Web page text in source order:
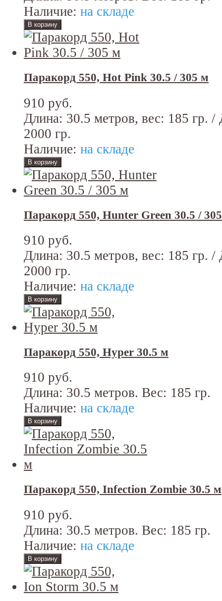
Наличие: на складе
Паракорд 550, Hot Pink 30.5 / 305 м
910 руб.
Длина: 30.5 метров, вес: 185 гр.
2000 гр.
Наличие: на складе
Паракорд 550, Hunter Green 30.5 /
910 руб.
Длина: 30.5 метров, вес: 185 гр.
2000 гр.
Наличие: на складе
Паракорд 550, Hyper 30.5 м
910 руб.
Длина: 30.5 метров. Вес: 185 гр.
Наличие: на складе
Паракорд 550, Infection Zombie 30.5 м
910 руб.
Длина: 30.5 метров. Вес: 185 гр.
Наличие: на складе